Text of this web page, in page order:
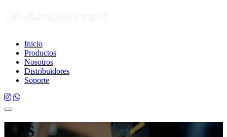
Inicio
Productos
Nosotros
Distribuidores
Soporte
UPS